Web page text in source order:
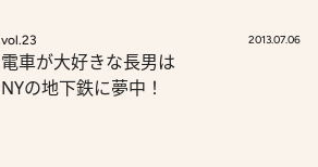
vol.23 2013.07.06
電車が大好きな長男は
NYの地下鉄に夢中！